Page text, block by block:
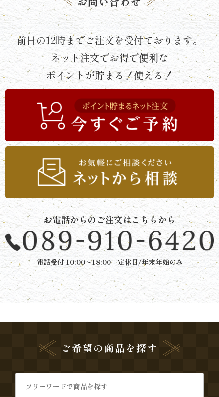
《京
石》
シ
リ
り
《肉
と
ボ
リ
ュ
ー
リ
前日の12時までご注文を受付ております。
ネット注文でお得で便利な
ポイントが貯まる！使える！
お電話からのご注文はこちらから
電話受付 10:00〜18:00 定休日/年末年始のみ
ご希望の商品を探す